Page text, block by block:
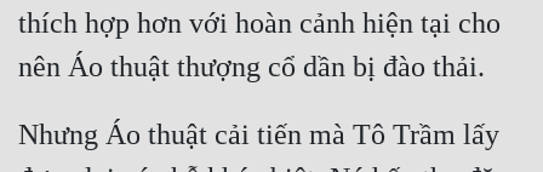
thích hợp hơn với hoàn cảnh hiện tại cho
Nhưng Áo thuật cải tiến mà Tô Trầm lấy